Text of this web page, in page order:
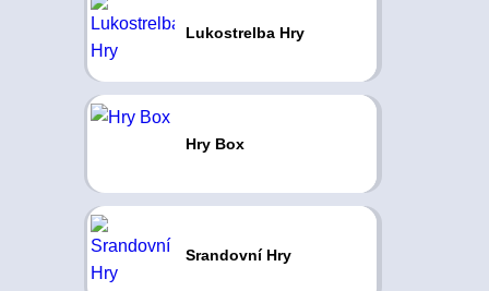
Lukostrelba Hry
Hry Box
Srandovní Hry